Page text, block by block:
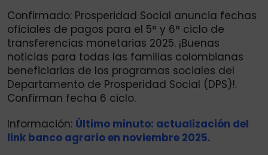
Confirmado: Prosperidad Social anuncia fechas
oficiales de pagos para el 5° y 6° ciclo de
transferencias monetarias 2025. ¡Buenas
noticias para todas las familias colombianas
beneficiarias de los programas sociales del
Departamento de Prosperidad Social (DPS)!.
Confirman fecha 6 ciclo.
Información: Último minuto: actualización del
link banco agrario en noviembre 2025.